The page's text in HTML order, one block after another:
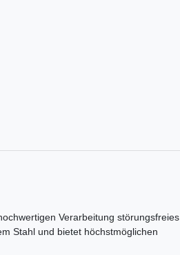
Verarbeitung störungsfreies
Stahl und bietet höchstmöglichen